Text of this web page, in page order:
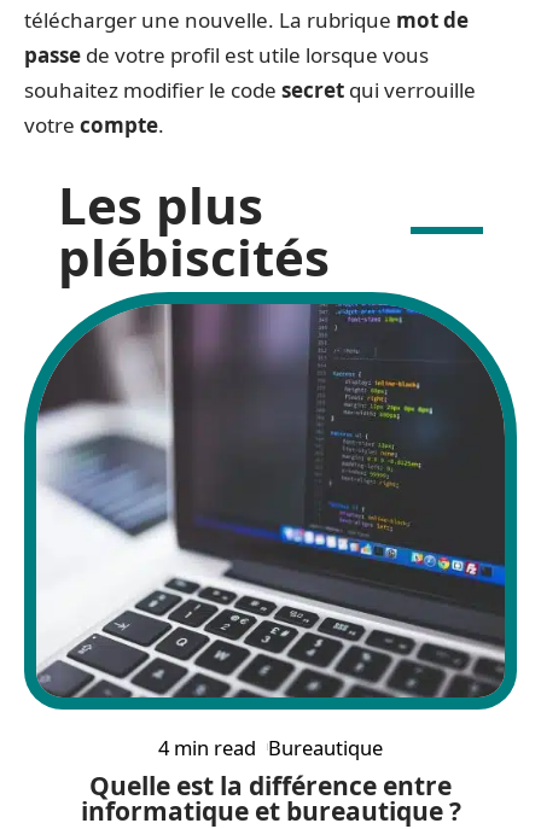
télécharger une nouvelle. La rubrique mot de
passe de votre profil est utile lorsque vous
souhaitez modifier le code secret qui verrouille
votre compte.
Les plus
plébiscités
4 min read Bureautique
Quelle est la différence entre
informatique et bureautique ?